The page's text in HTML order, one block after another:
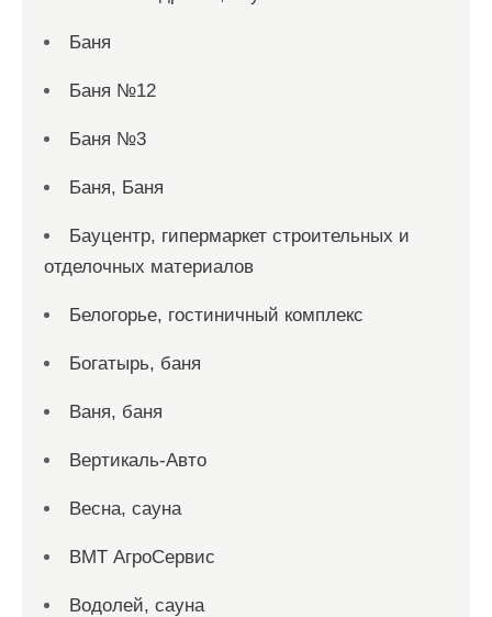
Баня
Баня №12
Баня №3
Баня, Баня
Бауцентр, гипермаркет строительных и
отделочных материалов
Белогорье, гостиничный комплекс
Богатырь, баня
Ваня, баня
Вертикаль-Авто
Весна, сауна
ВМТ АгроСервис
Водолей, сауна